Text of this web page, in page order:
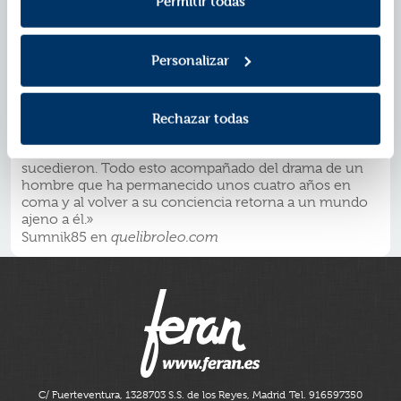
Personalizar
Rechazar todas
pareció brillante. El final te hace pensar "¿qué haría
casadellibro.com
«[...] Como haría años más tarde enLa tienda, haciendo
partir de su personaje John Smith, lleva a cabo una
sucedieron. Todo esto acompañado del drama de un
hombre que ha permanecido unos cuatro años en
coma y al volver a su conciencia retorna a un mundo
ajeno a él.»
Sumnik85 en quelibroleo.com
C/ Fuerteventura, 1328703 S.S. de los Reyes, Madrid Tel. 916597350